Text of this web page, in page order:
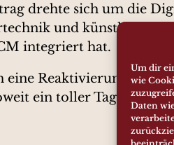
Um dir
wie
Daten
drehte sich um die
und künstlicher
integriert hat.
Reaktivierung der
ein toller Tag für die